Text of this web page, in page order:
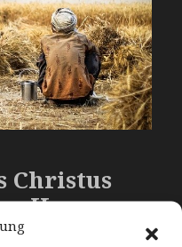
Christus
Herz